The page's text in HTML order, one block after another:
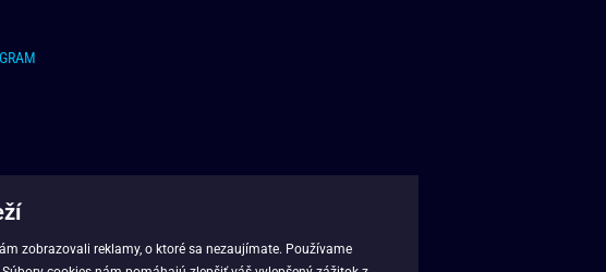
zobrazovali reklamy, o ktoré sa nezaujímate. Používame